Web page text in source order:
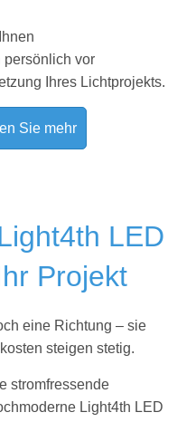
persönlich vor
Ihres Lichtprojekts.
Sie mehr
LED
Projekt
eine Richtung – sie
steigen stetig.
stromfressende
Light4th LED